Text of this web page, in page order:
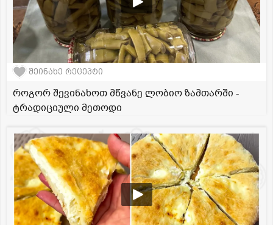
შეინახე რეცეპტი
როგორ შევინახოთ მწვანე ლობიო ზამთარში -
ტრადიციული მეთოდი